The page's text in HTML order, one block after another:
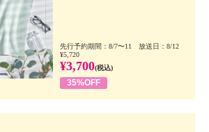
先行予約期間：8/7〜11 放送日：8/12
¥5,720
¥3,700(税込)
35%OFF